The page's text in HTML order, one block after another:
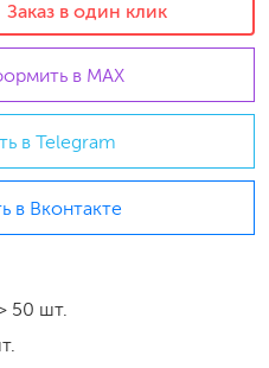
Заказ в один клик
в MAX
в Telegram
в Вконтакте
50 шт.